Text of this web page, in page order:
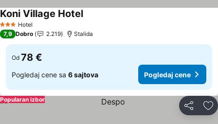
3 Zvezdice
Hotel
Koni Village Hotel
7,9 Dobro 2.219 Stalida
Od 78 €
Pogledaj cene sa 6 sajtova Pogledaj cene
Deli
Popularan izbor